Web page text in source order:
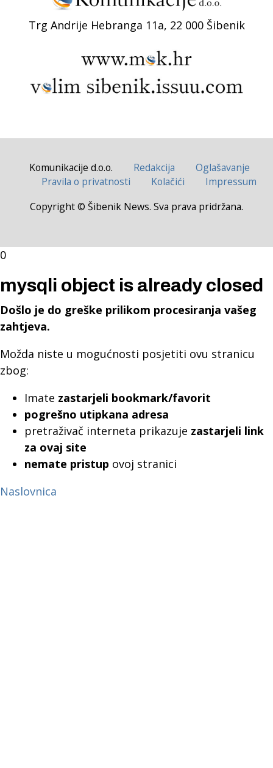
Trg Andrije Hebranga 11a, 22 000 Šibenik
Komunikacije d.o.o. Redakcija
Oglašavanje
Pravila o privatnosti
Kolačići
Impressum
Copyright © Šibenik News. Sva prava pridržana.
0
mysqli object is already closed
Došlo je do greške prilikom procesiranja vašeg
zahtjeva.
Možda niste u mogućnosti posjetiti ovu stranicu
zbog:
Imate zastarjeli bookmark/favorit
pogrešno utipkana adresa
pretraživač interneta prikazuje zastarjeli link
za ovaj site
nemate pristup ovoj stranici
Naslovnica